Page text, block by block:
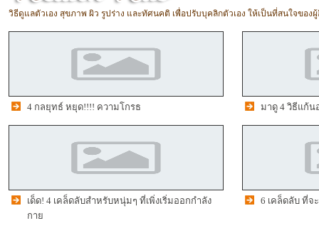
วิธีดูแลตัวเอง สุขภาพ ผิว รูปร่าง และทัศนคติ เพื่อปรับบุคลิกตัวเอง ให้เป็นที่สนใจของ
4 กลยุทธ์ หยุด!!!! ความโกรธ มาดู 4 วิธีแก้
เด็ด! 4 เคล็ดลับสำหรับหนุ่มๆ ที่เพิ่งเริ่มออกกำลัง
กาย
6 เคล็ดลับ ที่จ